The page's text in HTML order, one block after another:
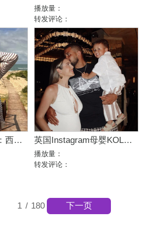
播放量：
转发评论：
Instagram网红推荐：西班牙母婴亲子家庭博主，出海品牌合作推荐 英国Instagram母婴KOL推荐：亲子生活与时尚穿搭博主
播放量：
转发评论：
1 / 180 下一页